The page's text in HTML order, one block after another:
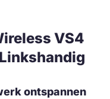
VS4
ontspannen